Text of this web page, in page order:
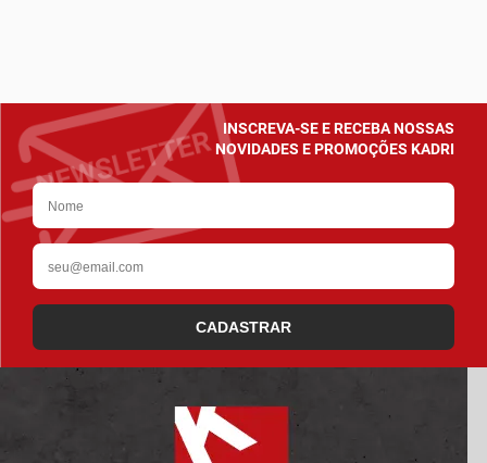
INSCREVA-SE E RECEBA NOSSAS
NOVIDADES E PROMOÇÕES KADRI
CADASTRAR